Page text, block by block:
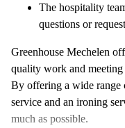
The hospitality
questions or
Greenhouse Mechelen
quality work and meeting
By offering a wide range
service and an ironing
much as possible.